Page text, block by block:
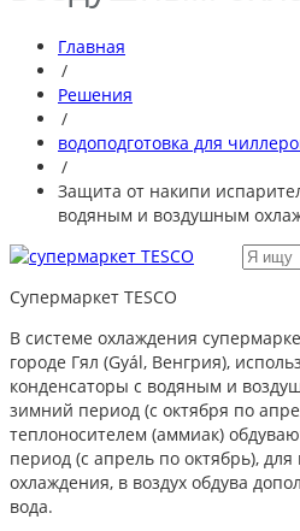
Главная
/
Решения
/
водоподготовка для
/
Защита от накипи
водяным и воздушным
Супермаркет TESCO
В системе охлаждения
городе Гял (Gyál, Венгрия),
конденсаторы с водяным и
зимний период (с октября по
теплоносителем (аммиак)
период (с апрель по октябрь),
охлаждения, в воздух обдува
вода.